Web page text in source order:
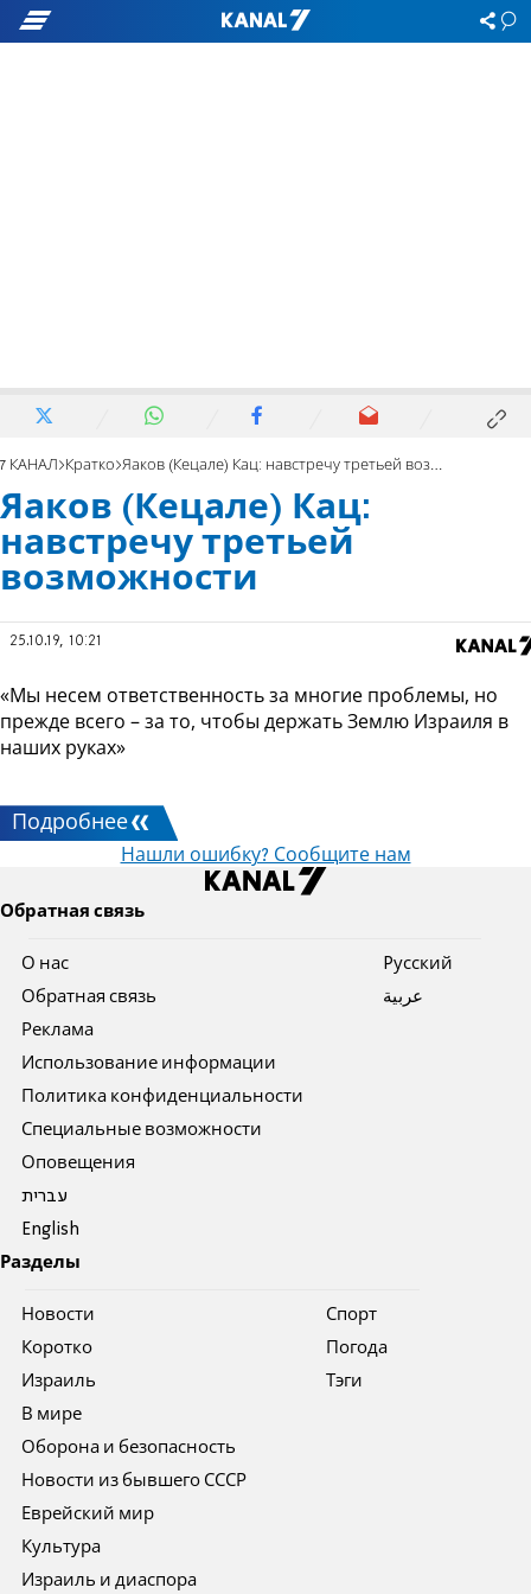
7 КАНАЛ Кратко Яаков (Кецале) Кац: навстречу третьей возможности
Яаков (Кецале) Кац:
навстречу третьей
возможности
25.10.19, 10:21
«Мы несем ответственность за многие проблемы, но
прежде всего – за то, чтобы держать Землю Израиля в
наших руках»
Подробнее
Нашли ошибку? Сообщите нам
Обратная связь
О нас
Обратная связь
Реклама
Использование информации
Политика конфиденциальности
Специальные возможности
Оповещения
עברית
English
Pусский
عربية
Разделы
Новости
Коротко
Израиль
В мире
Оборона и безопасность
Новости из бывшего СССР
Еврейский мир
Культура
Израиль и диаспора
Спорт
Погода
Тэги